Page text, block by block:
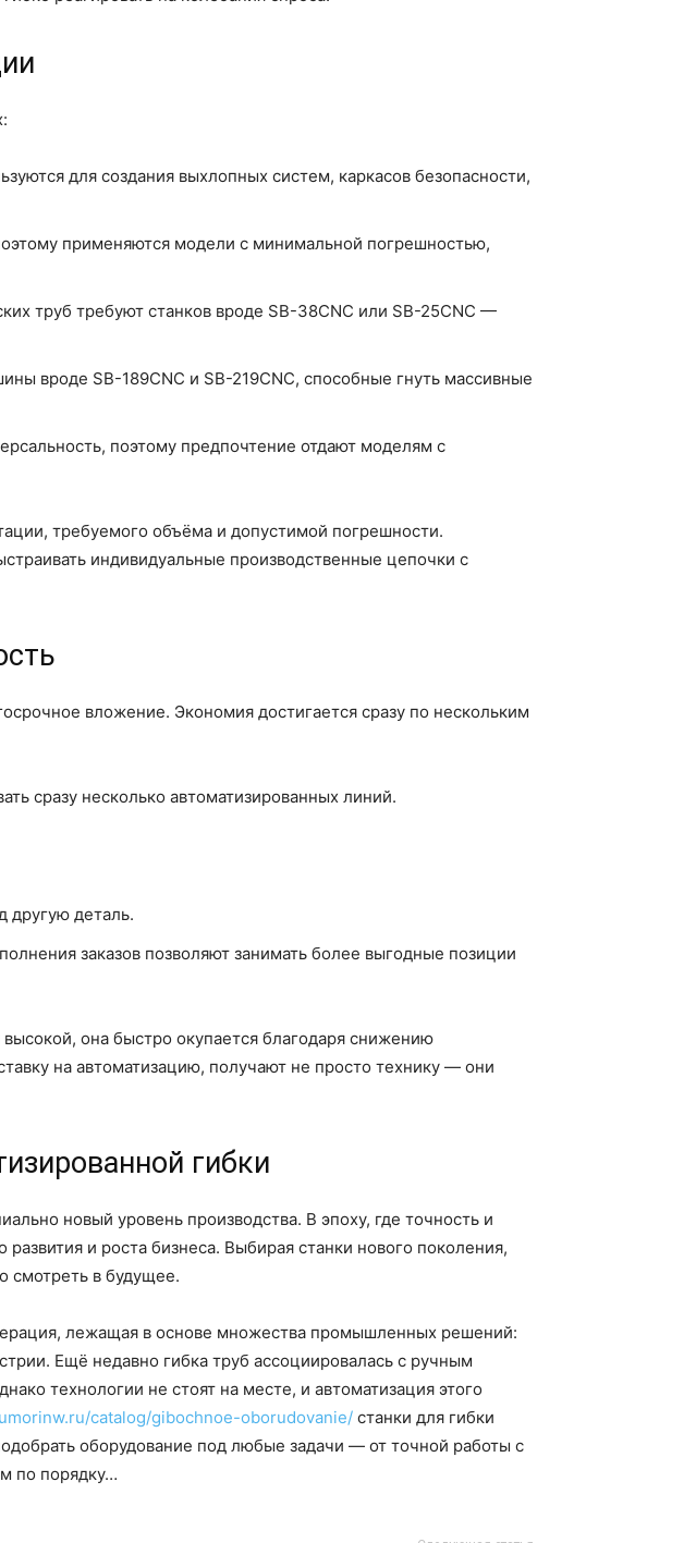
для создания выхлопных систем, каркасов безопасности,
применяются модели с минимальной погрешностью,
труб требуют станков вроде SB-38CNC или SB-25CNC —
вроде SB-189CNC и SB-219CNC, способные гнуть массивные
поэтому предпочтение отдают моделям с
требуемого объёма и допустимой погрешности.
индивидуальные производственные цепочки с
вложение. Экономия достигается сразу по нескольким
сразу несколько автоматизированных линий.
другую деталь.
заказов позволяют занимать более выгодные позиции
она быстро окупается благодаря снижению
на автоматизацию, получают не просто технику — они
гибки
новый уровень производства. В эпоху, где точность и
и роста бизнеса. Выбирая станки нового поколения,
смотреть в будущее.
лежащая в основе множества промышленных решений:
Ещё недавно гибка труб ассоциировалась с ручным
технологии не стоят на месте, и автоматизация этого
catalog/gibochnoe-oborudovanie/ станки для гибки
оборудование под любые задачи — от точной работы с
по порядку…